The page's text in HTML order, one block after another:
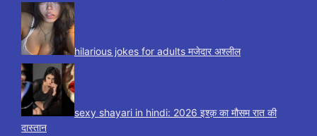
hilarious jokes for adults मजेदार अश्लील
sexy shayari in hindi: 2026 इश्क़ का मौसम रात की
दास्तान